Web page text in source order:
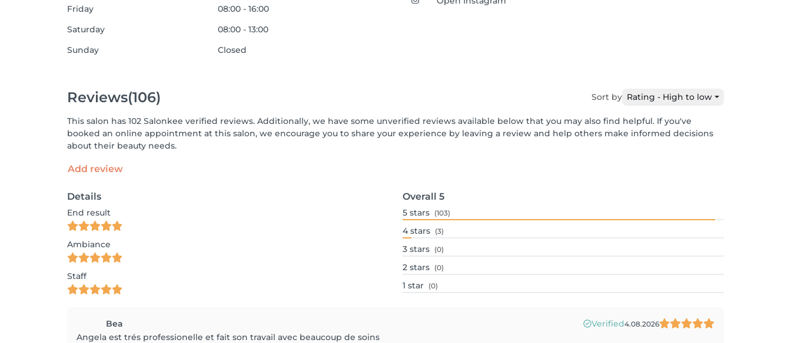
Friday
08:00 - 16:00
Saturday
08:00 - 13:00
Sunday
Closed
Reviews(106) Sort by Rating - High to low
This salon has 102 Salonkee verified reviews. Additionally, we have some unverified reviews available below that you may also find helpful. If you've
booked an online appointment at this salon, we encourage you to share your experience by leaving a review and help others make informed decisions
about their beauty needs.
Add review
Details
End result
Ambiance
Staff
Overall 5
5 stars (103)
4 stars (3)
3 stars (0)
2 stars (0)
1 star (0)
Bea Verified4.08.2026
Angela est trés professionelle et fait son travail avec beaucoup de soins